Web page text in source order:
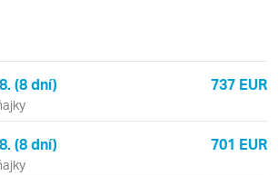
(8 dní) 737 EUR
(8 dní) 701 EUR